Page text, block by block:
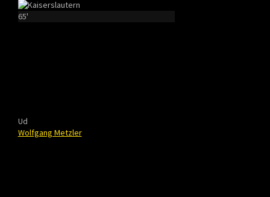
65'
Ud
Wolfgang Metzler